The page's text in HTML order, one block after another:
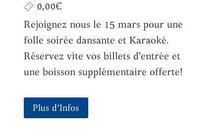
0,00€
Rejoignez nous le 15 mars pour une
folle soirée dansante et Karaoké.
Réservez vite vos billets d'entrée et
une boisson supplémentaire offerte!
Plus d’Infos